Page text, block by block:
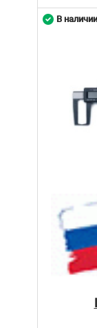
В наличии